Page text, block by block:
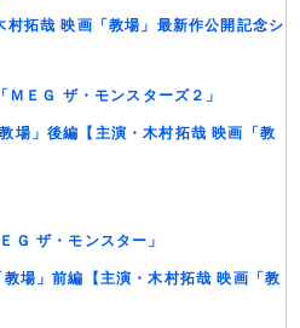
村拓哉 映画「教場」最新作公開記念シ
ＥＧ ザ・モンスターズ２」
場」後編【主演・木村拓哉 映画「教
Ｇ ザ・モンスター」
場」前編【主演・木村拓哉 映画「教